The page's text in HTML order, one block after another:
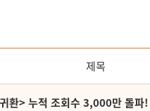
제목
환> 누적 조회수 3,000만 돌파!